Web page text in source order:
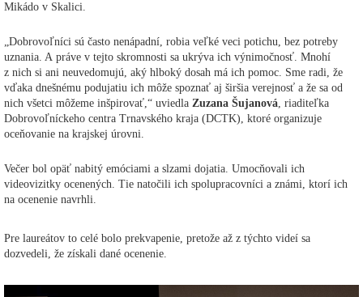
Mikádo v Skalici.
„Dobrovoľníci sú často nenápadní, robia veľké veci potichu, bez potreby
uznania. A práve v tejto skromnosti sa ukrýva ich výnimočnosť. Mnohí
z nich si ani neuvedomujú, aký hlboký dosah má ich pomoc. Sme radi, že
vďaka dnešnému podujatiu ich môže spoznať aj širšia verejnosť a že sa od
nich všetci môžeme inšpirovať,“ uviedla Zuzana Šujanová, riaditeľka
Dobrovoľníckeho centra Trnavského kraja (DCTK), ktoré organizuje
oceňovanie na krajskej úrovni.
Večer bol opäť nabitý emóciami a slzami dojatia. Umocňovali ich
videovizitky ocenených. Tie natočili ich spolupracovníci a známi, ktorí ich
na ocenenie navrhli.
Pre laureátov to celé bolo prekvapenie, pretože až z týchto videí sa
dozvedeli, že získali dané ocenenie.